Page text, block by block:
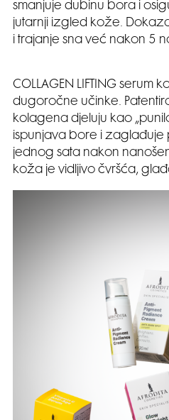
smanjuje dubinu bora i
jutarnji izgled kože.
i trajanje sna već nakon 5
COLLAGEN LIFTING serum
dugoročne učinke.
kolagena djeluju kao
ispunjava bore i zaglađuje
jednog sata nakon
koža je vidljivo čvršća,